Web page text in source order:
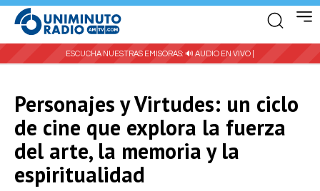
ESCUCHA NUESTRAS EMISORAS: 🔊 AUDIO EN VIVO |
Personajes y Virtudes: un ciclo
de cine que explora la fuerza
del arte, la memoria y la
espiritualidad